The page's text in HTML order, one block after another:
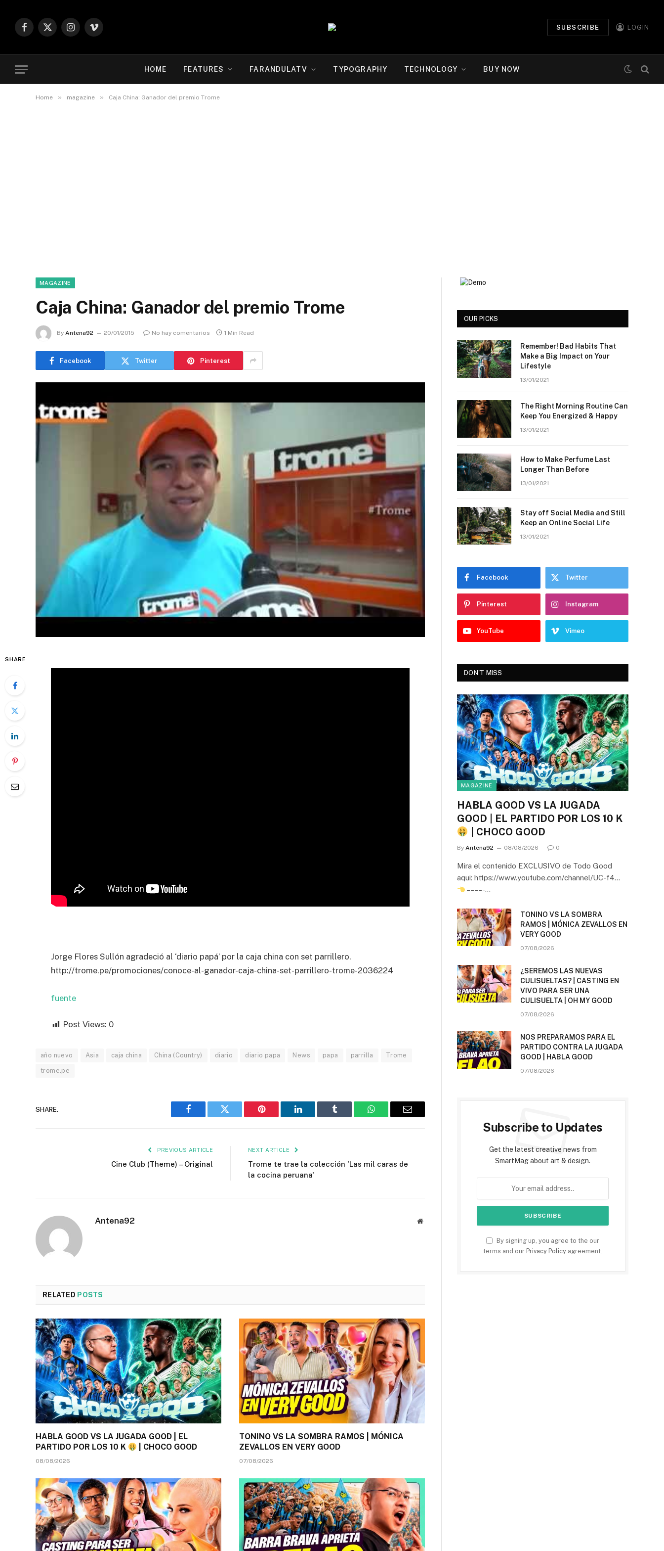
Facebook
X
Instagram
Vimeo
SUBSCRIBE LOGIN
HOME FEATURES FARANDULATV TYPOGRAPHY TECHNOLOGY BUY NOW
Home » magazine » Caja China: Ganador del premio Trome
MAGAZINE
Caja China: Ganador del premio Trome
By Antena92 20/01/2015 No hay comentarios 1 Min Read
Facebook Twitter Pinterest
SHARE
Jorge Flores Sullón agradeció al ‘diario papá’ por la caja china con set parrillero.
http://trome.pe/promociones/conoce-al-ganador-caja-china-set-parrillero-trome-2036224
fuente
Post Views: 0
año nuevo Asia caja china China (Country) diario diario papa News papa parrilla Trome
trome.pe
SHARE.
Facebook Twitter Pinterest LinkedIn Tumblr WhatsAppEmail
PREVIOUS ARTICLE
Cine Club (Theme) – Original
NEXT ARTICLE
Trome te trae la colección 'Las mil caras de
la cocina peruana'
Antena92 Website
RELATED POSTS
HABLA GOOD VS LA JUGADA GOOD | EL
PARTIDO POR LOS 10 K
| CHOCO GOOD
08/08/2026
TONINO VS LA SOMBRA RAMOS | MÓNICA
ZEVALLOS EN VERY GOOD
07/08/2026
OUR PICKS
Remember! Bad Habits That
Make a Big Impact on Your
Lifestyle
13/01/2021
The Right Morning Routine Can
Keep You Energized & Happy
13/01/2021
How to Make Perfume Last
Longer Than Before
13/01/2021
Stay off Social Media and Still
Keep an Online Social Life
13/01/2021
Facebook Twitter
Pinterest Instagram
YouTube Vimeo
DON'T MISS
MAGAZINE
HABLA GOOD VS LA JUGADA
GOOD | EL PARTIDO POR LOS 10 K
| CHOCO GOOD
By Antena92 08/08/2026 0
Mira el contenido EXCLUSIVO de Todo Good
aqui: https://www.youtube.com/channel/UC-f4…
– – – – -…
TONINO VS LA SOMBRA
RAMOS | MÓNICA ZEVALLOS EN
VERY GOOD
07/08/2026
¿SEREMOS LAS NUEVAS
CULISUELTAS? | CASTING EN
VIVO PARA SER UNA
CULISUELTA | OH MY GOOD
07/08/2026
NOS PREPARAMOS PARA EL
PARTIDO CONTRA LA JUGADA
GOOD | HABLA GOOD
07/08/2026
Subscribe to Updates
Get the latest creative news from
SmartMag about art & design.
By signing up, you agree to the our
terms and our Privacy Policy agreement.